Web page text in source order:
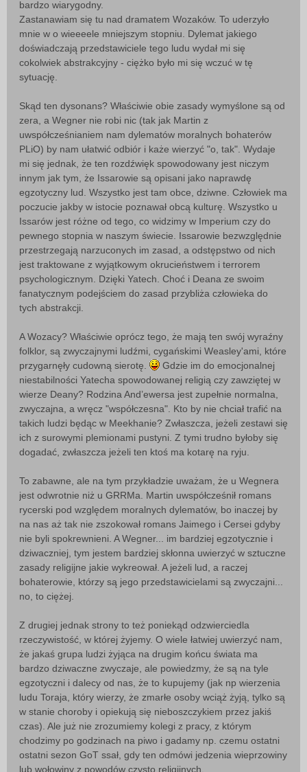
bardzo wiarygodny.
Zastanawiam się tu nad dramatem Wozaków. To uderzyło
mnie w o wieeeele mniejszym stopniu. Dylemat jakiego
doświadczają przedstawiciele tego ludu wydał mi się
cokolwiek abstrakcyjny - ciężko było mi się wczuć w tę
sytuację.
Skąd ten dysonans? Właściwie obie zasady wymyślone są od
zera, a Wegner nie robi nic (tak jak Martin z
uwspółcześnianiem nam dylematów moralnych bohaterów
PLiO) by nam ułatwić odbiór i każe wierzyć "o, tak". Wydaje
mi się jednak, że ten rozdźwięk spowodowany jest niczym
innym jak tym, że Issarowie są opisani jako naprawdę
egzotyczny lud. Wszystko jest tam obce, dziwne. Człowiek ma
poczucie jakby w istocie poznawał obcą kulturę. Wszystko u
Issarów jest różne od tego, co widzimy w Imperium czy do
pewnego stopnia w naszym świecie. Issarowie bezwzględnie
przestrzegają narzuconych im zasad, a odstępstwo od nich
jest traktowane z wyjątkowym okrucieństwem i terrorem
psychologicznym. Dzięki Yatech. Choć i Deana ze swoim
fanatycznym podejściem do zasad przybliża człowieka do
tych abstrakcji.
A Wozacy? Właściwie oprócz tego, że mają ten swój wyraźny
folklor, są zwyczajnymi ludźmi, cygańskimi Weasley'ami, które
przygarnęły cudowną sierotę.
Gdzie im do emocjonalnej
niestabilności Yatecha spowodowanej religią czy zawziętej w
wierze Deany? Rodzina And’ewersa jest zupełnie normalna,
zwyczajna, a wręcz "współczesna". Kto by nie chciał trafić na
takich ludzi będąc w Meekhanie? Zwłaszcza, jeżeli zestawi się
ich z surowymi plemionami pustyni. Z tymi trudno byłoby się
dogadać, zwłaszcza jeżeli ten ktoś ma kotarę na ryju.
To zabawne, ale na tym przykładzie uważam, że u Wegnera
jest odwrotnie niż u GRRMa. Martin uwspółcześnił romans
rycerski pod względem moralnych dylematów, bo inaczej by
na nas aż tak nie zszokował romans Jaimego i Cersei gdyby
nie byli spokrewnieni. A Wegner... im bardziej egzotycznie i
dziwaczniej, tym jestem bardziej skłonna uwierzyć w sztuczne
zasady religijne jakie wykreował. A jeżeli lud, a raczej
bohaterowie, którzy są jego przedstawicielami są zwyczajni...
no, to ciężej.
Z drugiej jednak strony to też poniekąd odzwierciedla
rzeczywistość, w której żyjemy. O wiele łatwiej uwierzyć nam,
że jakaś grupa ludzi żyjąca na drugim końcu świata ma
bardzo dziwaczne zwyczaje, ale powiedzmy, że są na tyle
egzotyczni i dalecy od nas, że to kupujemy (jak np wierzenia
ludu Toraja, który wierzy, że zmarłe osoby wciąż żyją, tylko są
w stanie choroby i opiekują się nieboszczykiem przez jakiś
czas). Ale już nie zrozumiemy kolegi z pracy, z którym
chodzimy po godzinach na piwo i gadamy np. czemu ostatni
ostatni sezon GoT ssał, gdy ten odmówi jedzenia wieprzowiny
lub wołowiny z powodów czysto religijnych.